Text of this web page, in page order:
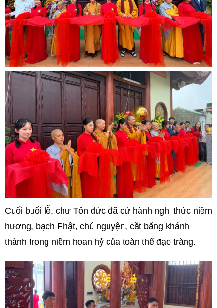
Cuối buổi lễ, chư Tôn đức đã cử hành nghi thức niêm
hương, bạch Phật, chú nguyện, cắt băng khánh
thành trong niềm hoan hỷ của toàn thể đạo tràng.